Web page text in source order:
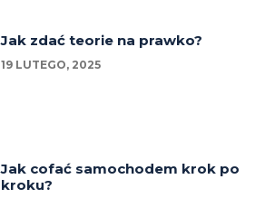
Jak zdać teorie na prawko?
19 LUTEGO, 2025
Jak cofać samochodem krok po
kroku?